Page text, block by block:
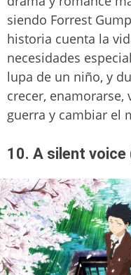
siendo Forrest
historia cuenta la
necesidades
lupa de un niño, y
crecer,
guerra y cambiar el
10. A silent voice